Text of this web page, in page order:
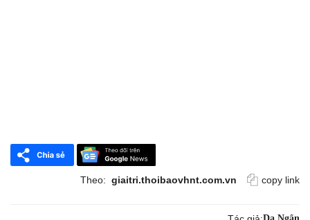
Theo: giaitri.thoibaovhnt.com.vn copy link